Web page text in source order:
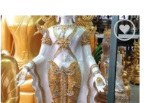
Add to
Wishlist